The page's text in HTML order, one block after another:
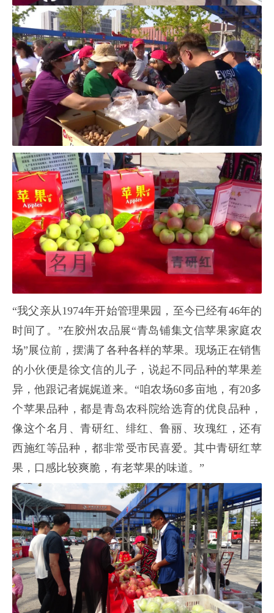
“我父亲从1974年开始管理果园，至今已经有46年的
时间了。”在胶州农品展“青岛铺集文信苹果家庭农
场”展位前，摆满了各种各样的苹果。现场正在销售
的小伙便是徐文信的儿子，说起不同品种的苹果差
异，他跟记者娓娓道来。“咱农场60多亩地，有20多
个苹果品种，都是青岛农科院给选育的优良品种，
像这个名月、青研红、绯红、鲁丽、玫瑰红，还有
西施红等品种，都非常受市民喜爱。其中青研红苹
果，口感比较爽脆，有老苹果的味道。”